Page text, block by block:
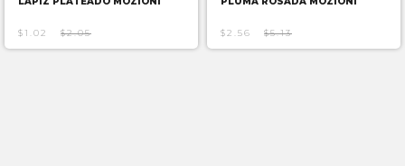
$1.02 $2.05 $2.56 $5.13